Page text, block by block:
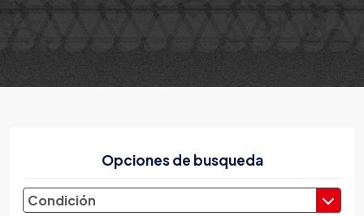
Opciones de busqueda
Condición